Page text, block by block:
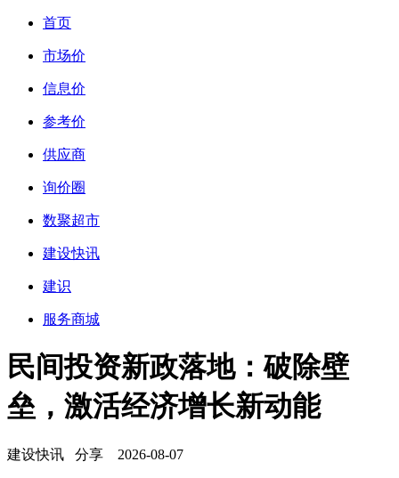
首页
市场价
信息价
参考价
供应商
询价圈
数聚超市
建设快讯
建识
服务商城
民间投资新政落地：破除壁
垒，激活经济增长新动能
建设快讯 分享 2026-08-07